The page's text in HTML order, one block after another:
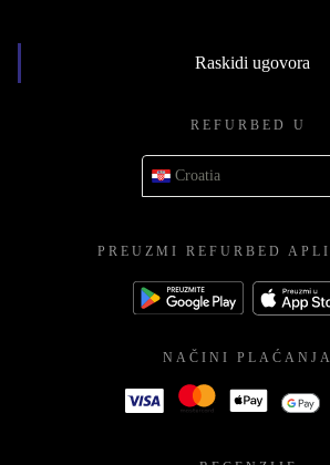
Raskidi ugovora
REFURBED U
Croatia
PREUZMI REFURBED
NAČINI PLAĆANJA